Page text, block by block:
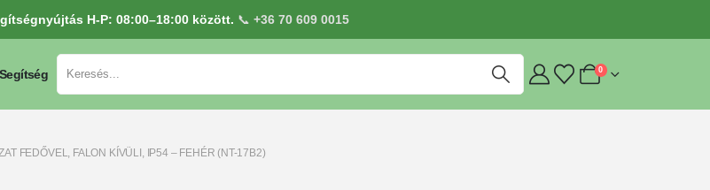
H-P: 08:00–18:00 között. 📞 +36 70 609 0015
Segítség 0
FEDŐVEL, FALON KÍVÜLI, IP54 – FEHÉR (NT-17B2)